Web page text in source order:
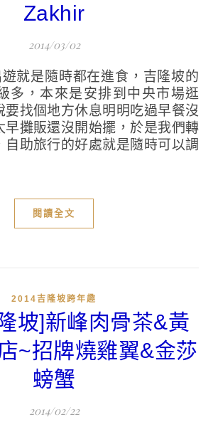
Zakhir
2014/03/02
多，本來是安排到中央市場逛
找個地方休息明明吃過早餐沒
早攤販還沒開始擺，於是我們轉
自助旅行的好處就是隨時可以調
閱讀全文
2014吉隆坡跨年趣
坡]新峰肉骨茶&黃
~招牌燒雞翼&金莎
螃蟹
2014/02/22